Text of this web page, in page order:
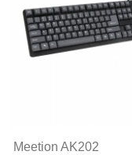
Meetion AK202